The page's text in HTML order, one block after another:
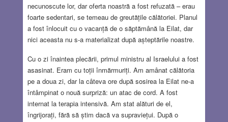
necunoscute lor, dar oferta noastră a fost refuzată – erau
foarte sedentari, se temeau de greutățile călătoriei. Planul
a fost înlocuit cu o vacanță de o săptămână la Eilat, dar
nici aceasta nu s-a materializat după așteptările noastre.
Cu o zi înaintea plecării, primul ministru al Israelului a fost
asasinat. Eram cu toții înmărmuriți. Am amânat călătoria
pe a doua zi, dar la câteva ore după sosirea la Eilat ne-a
întâmpinat o nouă surpriză: un atac de cord. A fost
internat la terapia intensivă. Am stat alături de el,
îngrijorați, fără să știm dacă va supraviețui. După o